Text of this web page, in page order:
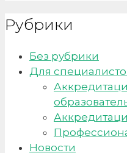
Рубрики
Без рубрики
Для
Новости